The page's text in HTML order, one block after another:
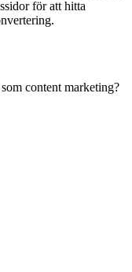
för att hitta
content marketing?